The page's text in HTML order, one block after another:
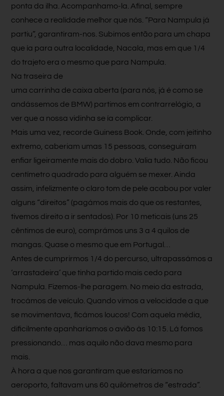
ponta da ilha. Acompanhamo-la. Afinal, sempre
conhece a realidade melhor que nós. “Para Nampula já
partiu”, garantiram-nos. Subimos então para um chapa
que ía para outra localidade, Nacala, mas em que 1/4
do trajeto era o mesmo que para Nampula.
Na traseira de
uma carrinha de caixa aberta (para nós, já é como se
andássemos de BMW) partimos em contrarrelógio, a
ver que a nossa vidinha se ía complicar.
Mais uma vez, recorde Guiness Book. Onde, com jeitinho
extremo, caberiam umas 15 pessoas, conseguiram
enfiar ligeiramente mais do dobro. Valia tudo. Não ficou
centímetro quadrado para alguém se mexer. Ainda
assim, infelizmente o claro tom de pele acabou por valer
alguns “direitos” (pagámos mais do que os restantes,
tivemos direito a ir sentados). Por 10 meticais (uns 25
cêntimos de euro), comprámos uns 3 a 4 quilos de
mangas. Quase o mesmo que em Portugal…
Antes de cumprirmos 1/4 do percurso, ultrapassámos a
‘arrastadeira’ que tinha partido mais cedo para
Nampula. Fizemos-lhe paragem. No meio da estrada,
trocámos de veículo. Quando vimos a velocidade a que
se movimentava, ficámos loucos! Com aquela média,
dificilmente apanharíamos o avião às 10:15. Lá fomos
pressionando… mas aquilo não dava mesmo para
mais.
À hora a que nos garantiram que estaríamos no
aeroporto, faltavam uns 60 quilómetros de “estrada”.